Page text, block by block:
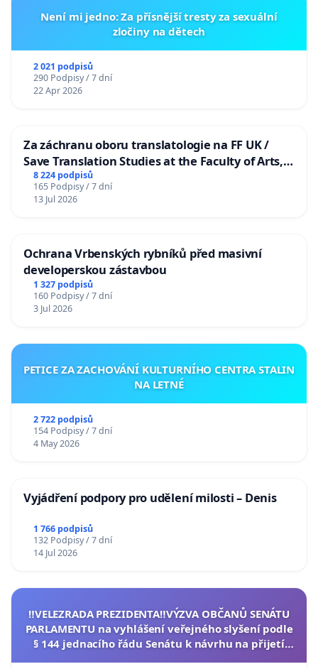
Není mi jedno: Za přísnější tresty za sexuální
zločiny na dětech
2 021 podpisů
290 Podpisy / 7 dní
22 Apr 2026
Za záchranu oboru translatologie na FF UK /
Save Translation Studies at the Faculty of Arts,
Charles University
8 224 podpisů
165 Podpisy / 7 dní
13 Jul 2026
Ochrana Vrbenských rybníků před masivní
developerskou zástavbou
1 327 podpisů
160 Podpisy / 7 dní
3 Jul 2026
PETICE ZA ZACHOVÁNÍ KULTURNÍHO CENTRA STALIN
NA LETNÉ
2 722 podpisů
154 Podpisy / 7 dní
4 May 2026
Vyjádření podpory pro udělení milosti – Denis
1 766 podpisů
132 Podpisy / 7 dní
14 Jul 2026
‼️VELEZRADA PREZIDENTA‼️VÝZVA OBČANŮ SENÁTU
PARLAMENTU na vyhlášení veřejného slyšení podle
§ 144 jednacího řádu Senátu k návrhu na přijetí